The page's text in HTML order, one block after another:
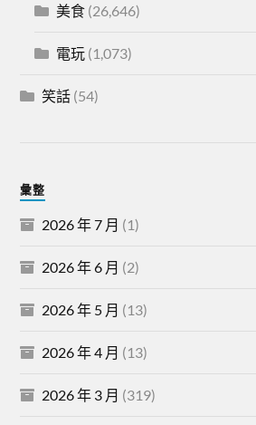
美食 (26,646)
電玩 (1,073)
笑話 (54)
彙整
2026 年 7 月 (1)
2026 年 6 月 (2)
2026 年 5 月 (13)
2026 年 4 月 (13)
2026 年 3 月 (319)